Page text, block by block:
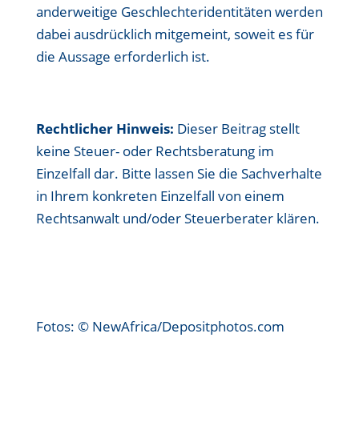
anderweitige Geschlechteridentitäten werden
dabei ausdrücklich mitgemeint, soweit es für
die Aussage erforderlich ist.
Rechtlicher Hinweis: Dieser Beitrag stellt
keine Steuer- oder Rechtsberatung im
Einzelfall dar. Bitte lassen Sie die Sachverhalte
in Ihrem konkreten Einzelfall von einem
Rechtsanwalt und/oder Steuerberater klären.
Fotos: © NewAfrica/Depositphotos.com